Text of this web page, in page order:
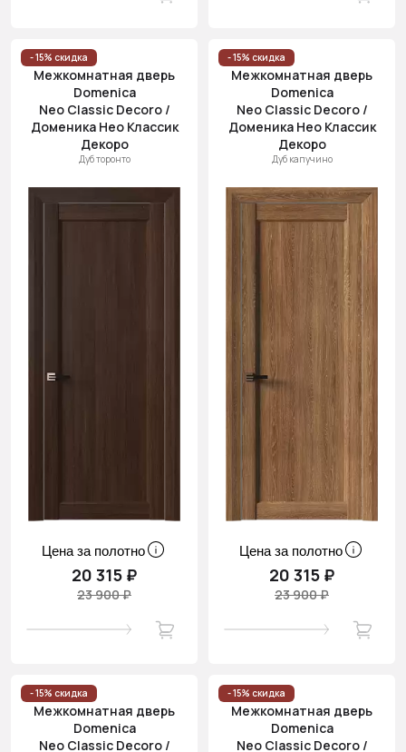
- 15% скидка
Межкомнатная дверь
Domenica
Neo Classic Decoro /
Доменика Нео Классик
Декоро
Дуб торонто
Цена за полотно
20 315 ₽
23 900 ₽
- 15% скидка
Межкомнатная дверь
Domenica
Neo Classic Decoro /
Доменика Нео Классик
Декоро
Дуб капучино
Цена за полотно
20 315 ₽
23 900 ₽
- 15% скидка
Межкомнатная дверь
Domenica
Neo Classic Decoro /
- 15% скидка
Межкомнатная дверь
Domenica
Neo Classic Decoro /